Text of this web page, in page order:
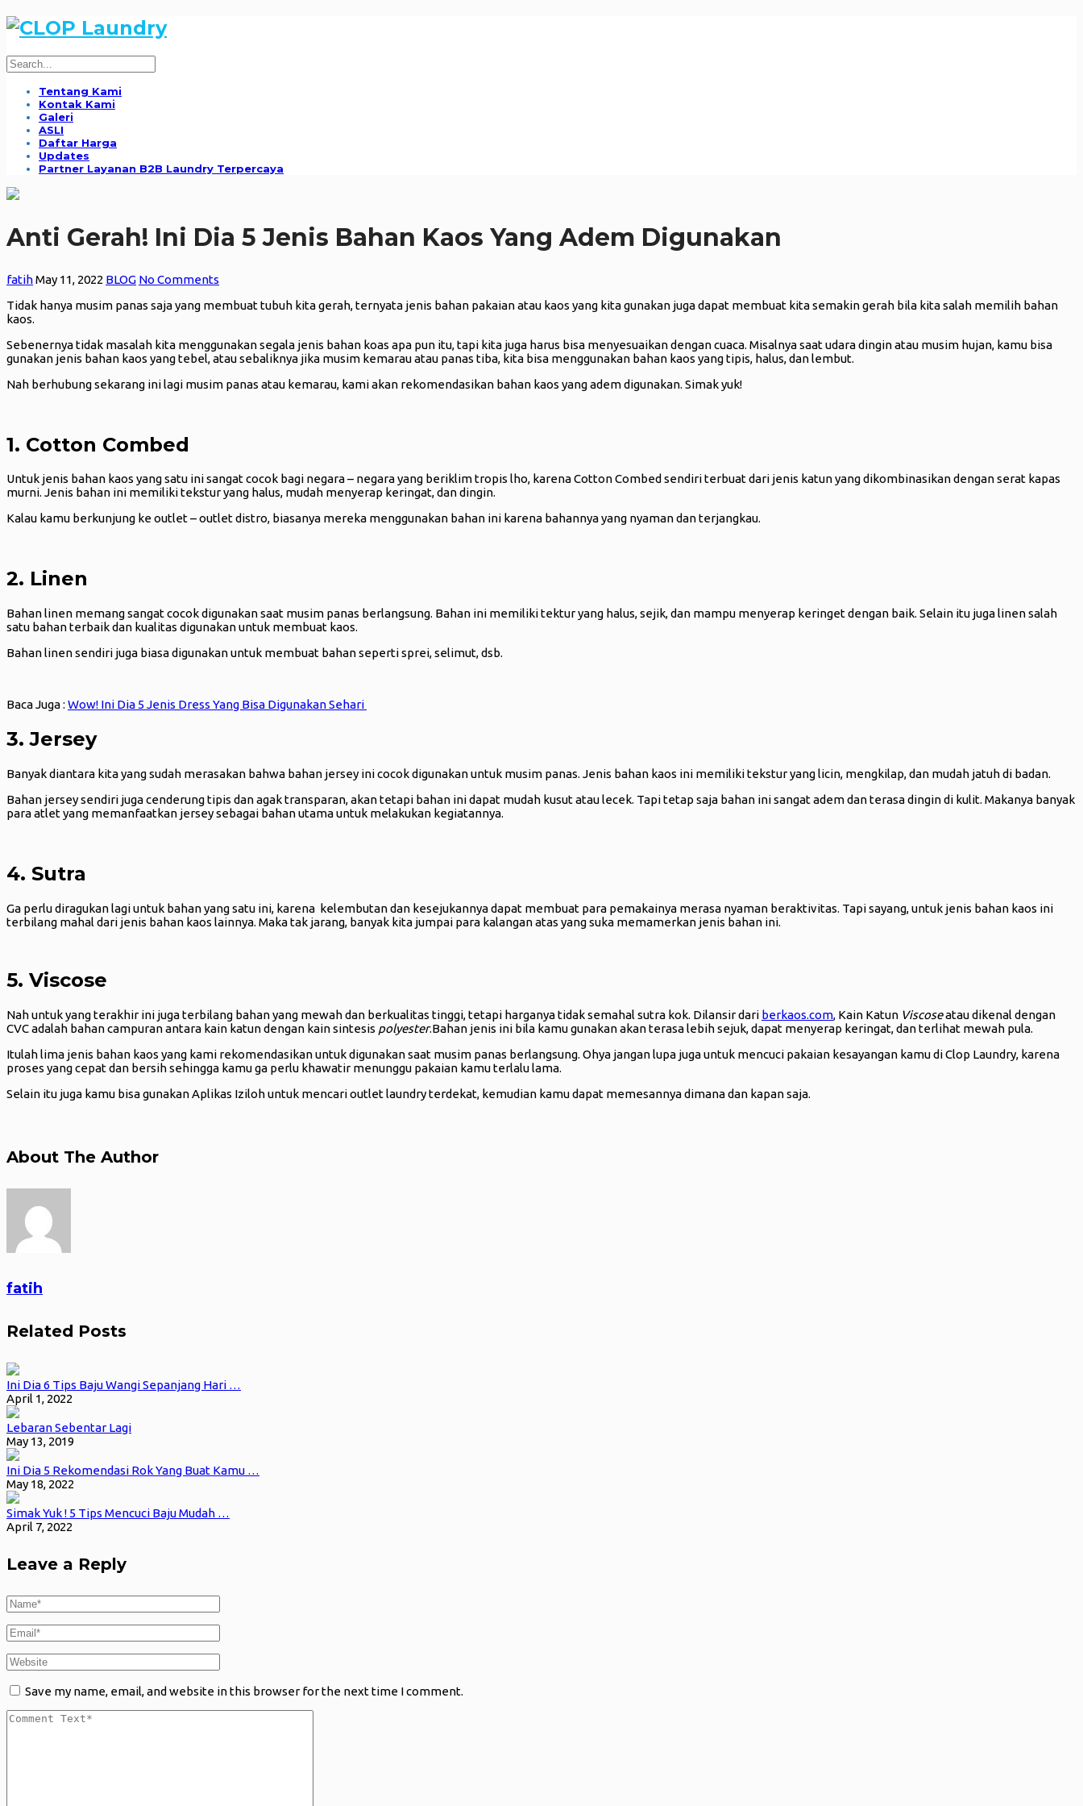
Tentang Kami
Kontak Kami
Galeri
ASLI
Daftar Harga
Updates
Partner Layanan B2B Laundry Terpercaya
Anti Gerah! Ini Dia 5 Jenis Bahan Kaos Yang Adem Digunakan
fatihMay 11, 2022 BLOG No Comments
Tidak hanya musim panas saja yang membuat tubuh kita gerah, ternyata jenis bahan pakaian atau kaos yang kita gunakan juga dapat membuat kita semakin gerah bila kita salah memilih bahan
kaos.
Sebenernya tidak masalah kita menggunakan segala jenis bahan koas apa pun itu, tapi kita juga harus bisa menyesuaikan dengan cuaca. Misalnya saat udara dingin atau musim hujan, kamu bisa
gunakan jenis bahan kaos yang tebel, atau sebaliknya jika musim kemarau atau panas tiba, kita bisa menggunakan bahan kaos yang tipis, halus, dan lembut.
Nah berhubung sekarang ini lagi musim panas atau kemarau, kami akan rekomendasikan bahan kaos yang adem digunakan. Simak yuk!
1. Cotton Combed
Untuk jenis bahan kaos yang satu ini sangat cocok bagi negara – negara yang beriklim tropis lho, karena Cotton Combed sendiri terbuat dari jenis katun yang dikombinasikan dengan serat kapas
murni. Jenis bahan ini memiliki tekstur yang halus, mudah menyerap keringat, dan dingin.
Kalau kamu berkunjung ke outlet – outlet distro, biasanya mereka menggunakan bahan ini karena bahannya yang nyaman dan terjangkau.
2. Linen
Bahan linen memang sangat cocok digunakan saat musim panas berlangsung. Bahan ini memiliki tektur yang halus, sejik, dan mampu menyerap keringet dengan baik. Selain itu juga linen salah
satu bahan terbaik dan kualitas digunakan untuk membuat kaos.
Bahan linen sendiri juga biasa digunakan untuk membuat bahan seperti sprei, selimut, dsb.
Baca Juga : Wow! Ini Dia 5 Jenis Dress Yang Bisa Digunakan Sehari
3. Jersey
Banyak diantara kita yang sudah merasakan bahwa bahan jersey ini cocok digunakan untuk musim panas. Jenis bahan kaos ini memiliki tekstur yang licin, mengkilap, dan mudah jatuh di badan.
Bahan jersey sendiri juga cenderung tipis dan agak transparan, akan tetapi bahan ini dapat mudah kusut atau lecek. Tapi tetap saja bahan ini sangat adem dan terasa dingin di kulit. Makanya banyak
para atlet yang memanfaatkan jersey sebagai bahan utama untuk melakukan kegiatannya.
4. Sutra
Ga perlu diragukan lagi untuk bahan yang satu ini, karena kelembutan dan kesejukannya dapat membuat para pemakainya merasa nyaman beraktivitas. Tapi sayang, untuk jenis bahan kaos ini
terbilang mahal dari jenis bahan kaos lainnya. Maka tak jarang, banyak kita jumpai para kalangan atas yang suka memamerkan jenis bahan ini.
5. Viscose
Nah untuk yang terakhir ini juga terbilang bahan yang mewah dan berkualitas tinggi, tetapi harganya tidak semahal sutra kok. Dilansir dari berkaos.com, Kain Katun Viscoseatau dikenal dengan
CVC adalah bahan campuran antara kain katun dengan kain sintesis polyester.Bahan jenis ini bila kamu gunakan akan terasa lebih sejuk, dapat menyerap keringat, dan terlihat mewah pula.
Itulah lima jenis bahan kaos yang kami rekomendasikan untuk digunakan saat musim panas berlangsung. Ohya jangan lupa juga untuk mencuci pakaian kesayangan kamu di Clop Laundry, karena
proses yang cepat dan bersih sehingga kamu ga perlu khawatir menunggu pakaian kamu terlalu lama.
Selain itu juga kamu bisa gunakan Aplikas Iziloh untuk mencari outlet laundry terdekat, kemudian kamu dapat memesannya dimana dan kapan saja.
About The Author
fatih
Related Posts
Ini Dia 6 Tips Baju Wangi Sepanjang Hari …
April 1, 2022
Lebaran Sebentar Lagi
May 13, 2019
Ini Dia 5 Rekomendasi Rok Yang Buat Kamu …
May 18, 2022
Simak Yuk ! 5 Tips Mencuci Baju Mudah …
April 7, 2022
Leave a Reply
Save my name, email, and website in this browser for the next time I comment.